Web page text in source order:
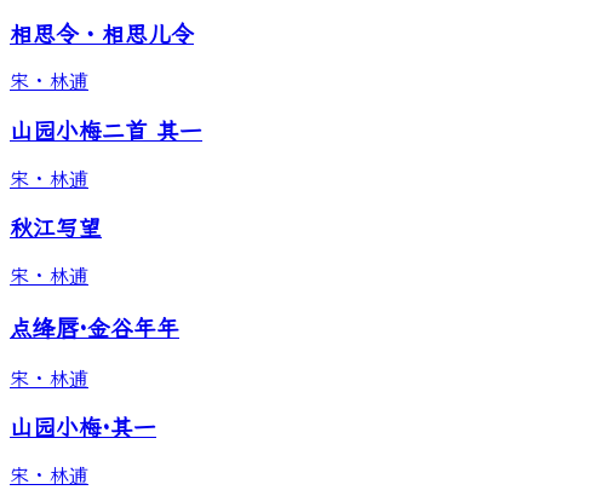
相思令・相思儿令
宋 · 林逋
山园小梅二首 其一
宋 · 林逋
秋江写望
宋 · 林逋
点绛唇·金谷年年
宋 · 林逋
山园小梅·其一
宋 · 林逋